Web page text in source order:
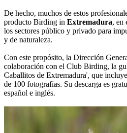
De hecho, muchos de estos
producto Birding in Extremadura, en
los sectores público y privado para
y de naturaleza.
Con este propósito, la Dirección
colaboración con el Club Birding, la
Caballitos de Extremadura', que
de 100 fotografías. Su descarga es
español e inglés.